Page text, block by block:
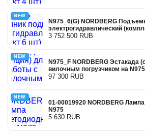
NEW
N975_6(G) NORDBERG
электрогидравлический
3 752 500 RUB
NEW
N975_F NORDBERG Эстакада
вилочным погрузчиком на N975
97 300 RUB
NEW
01-00019920 NORDBERG
N975
5 630 RUB